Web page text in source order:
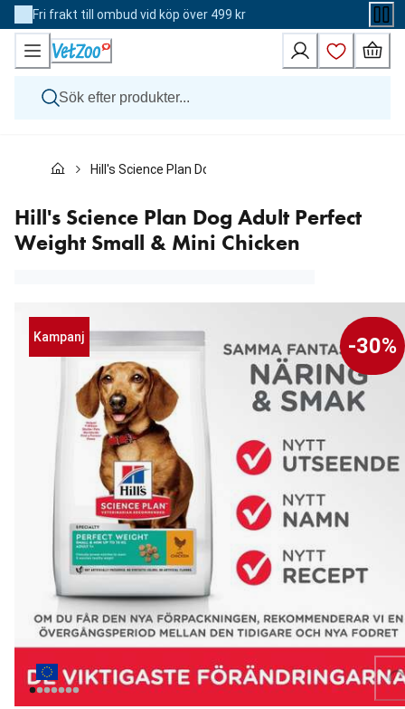
Skip
to
Content
Fri frakt till ombud vid köp över 499 kr
Katt
Veterinärfoder
Varumärken
Nyheter
Hill's Science Plan Dog Adult Perfect Weight Small &
Hill's Science Plan Dog Adult Perfect
Weight Small & Mini Chicken
Kampanj -30%
Loading...